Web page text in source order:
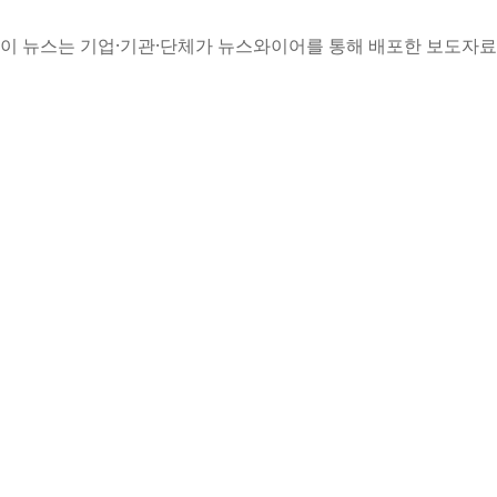
이 뉴스는 기업·기관·단체가 뉴스와이어를 통해 배포한 보도자